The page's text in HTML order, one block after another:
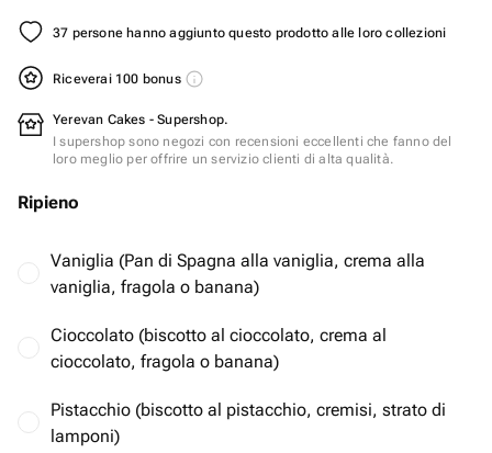
37 persone hanno aggiunto questo prodotto alle loro collezioni
Riceverai 100 bonus
Yerevan Cakes - Supershop.
I supershop sono negozi con recensioni eccellenti che fanno del
loro meglio per offrire un servizio clienti di alta qualità.
Ripieno
Vaniglia (Pan di Spagna alla vaniglia, crema alla
vaniglia, fragola o banana)
Cioccolato (biscotto al cioccolato, crema al
cioccolato, fragola o banana)
Pistacchio (biscotto al pistacchio, cremisi, strato di
lamponi)